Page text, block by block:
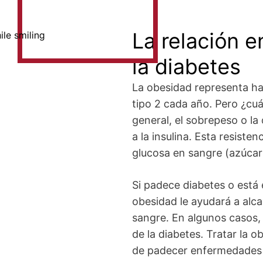
La relación
la diabetes
La obesidad representa
tipo 2 cada año. Pero
general, el sobrepeso o
a la insulina. Esta
glucosa en sangre
Si padece diabetes o
obesidad le ayudará a
sangre. En algunos
de la diabetes. Tratar la
de padecer